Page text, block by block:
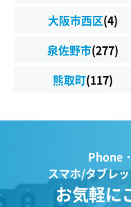
大阪市西区(4)
泉佐野市(277)
熊取町(117)
Phone
スマホ/タブレ
お気軽に